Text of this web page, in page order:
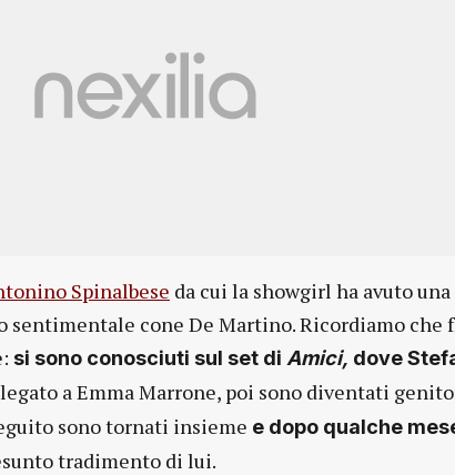
Spinalbese da cui la showgirl ha avuto
cone De Martino. Ricordiamo che
si sono conosciuti sul set di Amici, dove
a Emma Marrone, poi sono diventati
sono tornati insieme e dopo qualche
tradimento di lui.